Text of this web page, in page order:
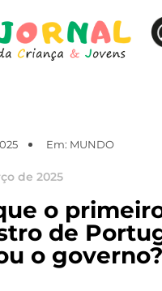
Em: MUNDO
de 2025
o
de
o governo?